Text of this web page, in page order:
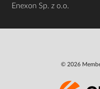
Enexon Sp. z o.o.
© 2026